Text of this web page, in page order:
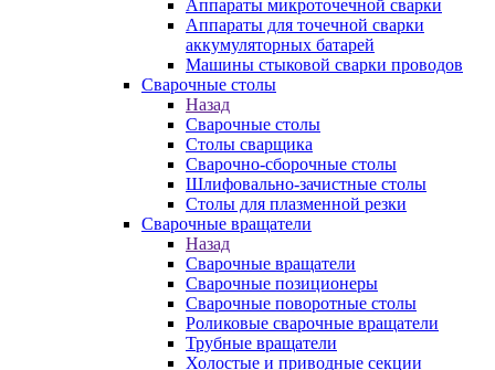
Аппараты микроточечной сварки
Аппараты для точечной сварки
аккумуляторных батарей
Машины стыковой сварки проводов
Сварочные столы
Назад
Сварочные столы
Столы сварщика
Сварочно-сборочные столы
Шлифовально-зачистные столы
Столы для плазменной резки
Сварочные вращатели
Назад
Сварочные вращатели
Сварочные позиционеры
Сварочные поворотные столы
Роликовые сварочные вращатели
Трубные вращатели
Холостые и приводные секции